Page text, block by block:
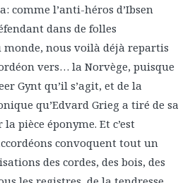
comme l’anti-héros d’Ibsen
dans de folles
nous voilà déjà repartis
vers… la Norvège, puisque
Gynt qu’il s’agit, et de la
qu’Edvard Grieg a tiré de sa
pièce éponyme. Et c’est
convoquent tout un
des cordes, des bois, des